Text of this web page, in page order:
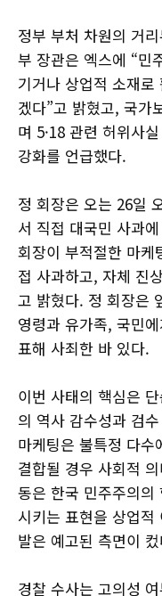
정부 부처 차원의 거
부 장관은 엑스에 “민
기거나 상업적 소재
겠다”고 밝혔고, 국가
며 5·18 관련 허위사
강화를 언급했다.
정 회장은 오는 26일
서 직접 대국민 사과
회장이 부적절한 마케
접 사과하고, 자체 진
고 밝혔다. 정 회장은
영령과 유가족, 국민
표해 사죄한 바 있다.
이번 사태의 핵심은
의 역사 감수성과 검
마케팅은 불특정 다
결합될 경우 사회적
동은 한국 민주주의
시키는 표현을 상업
발은 예고된 측면이
경찰 수사는 고의성